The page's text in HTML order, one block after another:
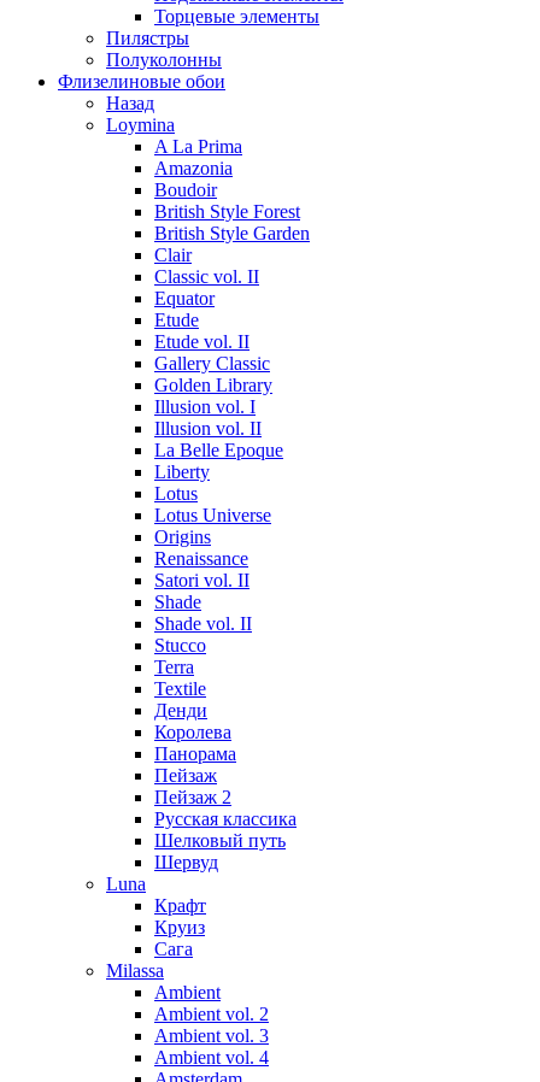
Торцевые элементы
Пилястры
Полуколонны
Флизелиновые обои
Назад
Loymina
A La Prima
Amazonia
Boudoir
British Style Forest
British Style Garden
Clair
Classic vol. II
Equator
Etude
Etude vol. II
Gallery Classic
Golden Library
Illusion vol. I
Illusion vol. II
La Belle Epoque
Liberty
Lotus
Lotus Universe
Origins
Renaissance
Satori vol. II
Shade
Shade vol. II
Stucco
Terra
Textile
Денди
Королева
Панорама
Пейзаж
Пейзаж 2
Русская классика
Шелковый путь
Шервуд
Luna
Крафт
Круиз
Сага
Milassa
Ambient
Ambient vol. 2
Ambient vol. 3
Ambient vol. 4